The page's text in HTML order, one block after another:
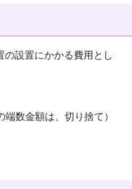
設置にかかる費用とし
数金額は、切り捨て）